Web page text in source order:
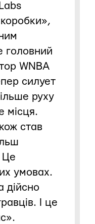
головний
WNBA
силует
руху
місця.
став
Це
умовах.
дійсно
І це